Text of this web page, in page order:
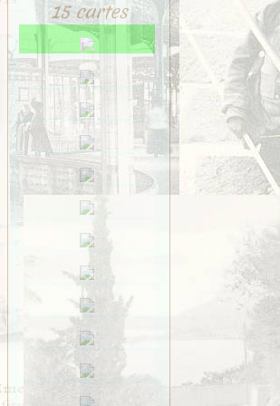
Saint-Méen
Saint-Ouen-des-Alleux
Saint-Père-Marc-en-
Poulet
Saint-Senoux
Saint-Servan
Saint-Suliac
Saint-Thurial
Saint-Énogat
Saint-Étienne-en-
Coglès
Sens-de-Bretagne
15 cartes